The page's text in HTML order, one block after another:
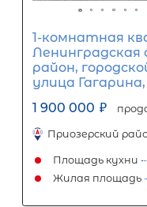
1-
проспект
2 300 000 ₽
Киришский
Площадь
Жилая